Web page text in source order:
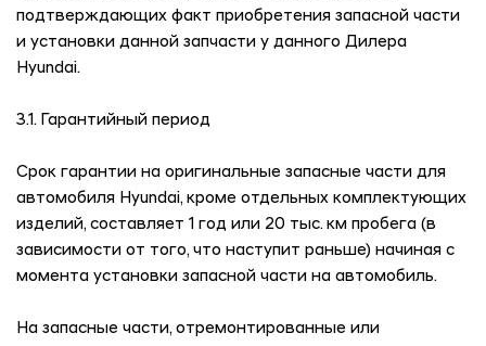
подтверждающих факт приобретения запасной части
и установки данной запчасти у данного Дилера
Hyundai.
3.1. Гарантийный период
Срок гарантии на оригинальные запасные части для
автомобиля Hyundai, кроме отдельных комплектующих
изделий, составляет 1 год или 20 тыс. км пробега (в
зависимости от того, что наступит раньше) начиная с
момента установки запасной части на автомобиль.
На запасные части, отремонтированные или